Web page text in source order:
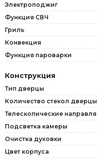
Электроподжиг
Функция СВЧ
Гриль
Конвекция
Функция пароварки
Конструкция
Тип дверцы
Количество стекол дверцы
Телескопические
Подсветка камеры
Очистка духовки
Цвет корпуса